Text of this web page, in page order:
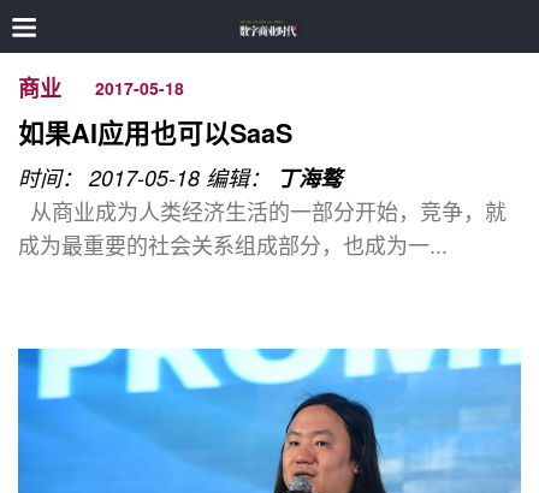
商业 2017-05-18
如果AI应用也可以SaaS
时间： 2017-05-18 编辑：
丁海骜
从商业成为人类经济生活的一部分开始，竞争，就
成为最重要的社会关系组成部分，也成为一...